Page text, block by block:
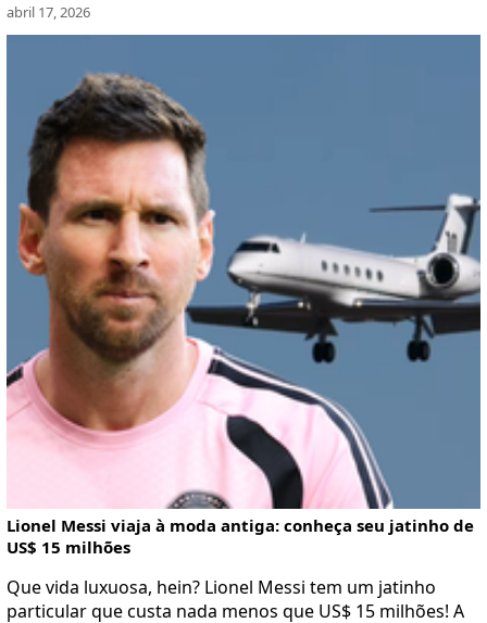
abril 17, 2026
Lionel Messi viaja à moda antiga: conheça seu jatinho de
US$ 15 milhões
Que vida luxuosa, hein? Lionel Messi tem um jatinho
particular que custa nada menos que US$ 15 milhões! A